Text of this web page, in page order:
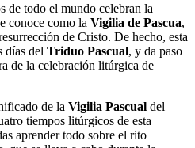
de todo el mundo celebran la
conoce como la Vigilia de Pascua,
de Cristo. De hecho, esta
días del Triduo Pascual, y da paso
de la celebración litúrgica de
de la Vigilia Pascual del
tiempos litúrgicos de esta
aprender todo sobre el rito